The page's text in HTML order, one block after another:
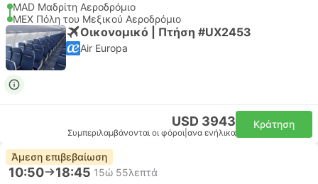
MAD Μαδρίτη Αεροδρόμιο
MEX Πόλη του Μεξικού Αεροδρόμιο
Οικονομικό | Πτήση #UX2453
Air Europa
USD 3943
Συμπεριλαμβάνονται οι φόροι ανα ενήλικα
Κράτηση
Άμεση επιβεβαίωση
10:50 18:45 15ώ 55λεπτά